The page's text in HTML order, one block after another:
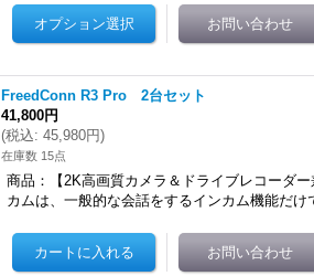
FreedConn R3 Pro 2台セット
41,800円
(税込: 45,980円)
在庫数 15点
商品：【2K高画質カメラ＆ドライブレコーダ
カムは、一般的な会話をするインカム機能だ